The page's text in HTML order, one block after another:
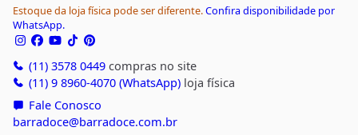
Estoque da loja física pode ser diferente.Confira disponibilidade por
WhatsApp.
(11) 3578 0449compras no site
(11) 9 8960-4070 (WhatsApp)loja física
Fale Conosco
barradoce@barradoce.com.br